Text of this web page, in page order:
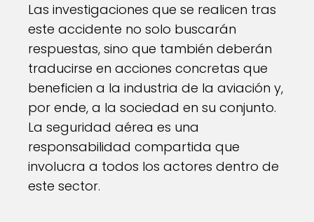
Las investigaciones que se realicen tras
este accidente no solo buscarán
respuestas, sino que también deberán
traducirse en acciones concretas que
beneficien a la industria de la aviación y,
por ende, a la sociedad en su conjunto.
La seguridad aérea es una
responsabilidad compartida que
involucra a todos los actores dentro de
este sector.